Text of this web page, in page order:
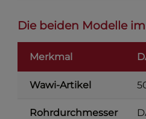
Die beiden Modelle
Merkmal
Wawi-Artikel
Rohrdurchmesser